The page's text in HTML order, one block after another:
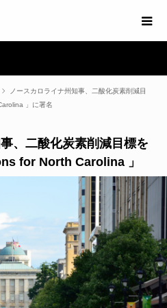
ノースカロライナ州知事、二酸化炭素削減目
」に署名
、二酸化炭素削減目標を
for North Carolina 」